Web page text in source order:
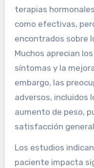
terapias
como efectivas,
encontrados sobre
Muchos aprecian
síntomas y la
embargo, las
adversos, incluidos
aumento de peso,
satisfacción
Los estudios
paciente impacta